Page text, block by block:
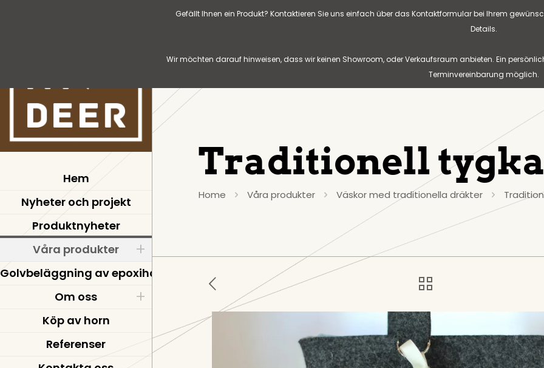
Gefällt Ihnen ein Produkt? Kontaktieren Sie uns einfach über das Kontaktformular bei Ihrem
Details.
Wir möchten darauf hinweisen, dass wir keinen Showroom, oder Verkaufsraum anbieten. Ein
Terminvereinbarung möglich.
Hem
Nyheter och projekt
Produktnyheter
Våra produkter
Golvbeläggning av epoxiharts
Om oss
Köp av horn
Referenser
Traditionell
Home Våra produkter Väskor med traditionella dräkter